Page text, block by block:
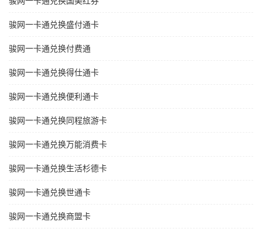
骏网一卡通兑换盛付通卡
骏网一卡通兑换付费通
骏网一卡通兑换得仕通卡
骏网一卡通兑换便利通卡
骏网一卡通兑换同程旅游卡
骏网一卡通兑换万能消费卡
骏网一卡通兑换生活杉德卡
骏网一卡通兑换世通卡
骏网一卡通兑换商盟卡